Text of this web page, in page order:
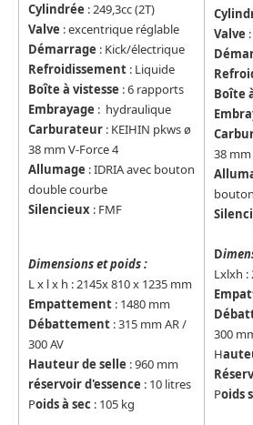
Cylindrée : 249,3cc (2T)
Valve : excentrique réglable
Démarrage : Kick/électrique
Refroidissement : Liquide
Boîte à vistesse : 6 rapports
Embrayage : hydraulique
Carburateur : KEIHIN pkws ø
38 mm V-Force 4
Allumage : IDRIA avec bouton
double courbe
Silencieux : FMF
Dimensions et poids :
L x l x h : 2145x 810 x 1235 mm
Empattement : 1480 mm
Débattement : 315 mm AR /
300 AV
Hauteur de selle : 960 mm
réservoir d'essence : 10 litres
Poids à sec : 105 kg
Valve
Boîte
38
D
Lxlxh :
300
H
Poids